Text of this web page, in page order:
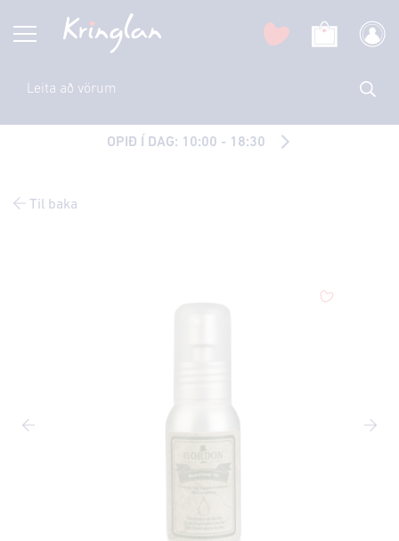
OPIÐ Í DAG: 10:00 - 18:30
Til baka